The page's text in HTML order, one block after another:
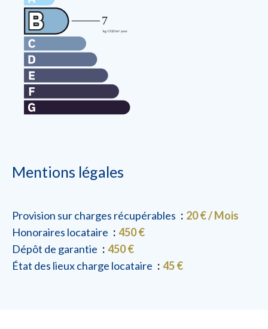
Mentions légales
Provision sur charges récupérables
20 € / Mois
Honoraires locataire
450 €
Dépôt de garantie
450 €
État des lieux charge locataire
45 €